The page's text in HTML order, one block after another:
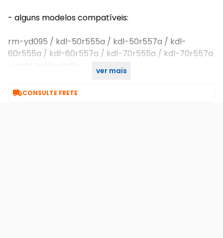
- alguns modelos compatíveis:
rm-yd095 / kdl-50r555a / kdl-50r557a / kdl-
60r555a / kdl-60r557a / kdl-70r555a / kdl-70r557a
- com tecla netflix
ver mais
CONSULTE FRETE